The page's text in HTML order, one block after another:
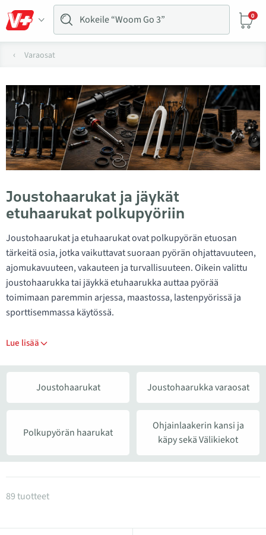
0
Varaosat
Joustohaarukat ja jäykät
etuhaarukat polkupyöriin
Joustohaarukat ja etuhaarukat ovat polkupyörän etuosan
tärkeitä osia, jotka vaikuttavat suoraan pyörän ohjattavuuteen,
ajomukavuuteen, vakauteen ja turvallisuuteen. Oikein valittu
joustohaarukka tai jäykkä etuhaarukka auttaa pyörää
toimimaan paremmin arjessa, maastossa, lastenpyörissä ja
sporttisemmassa käytössä.
Lue lisää
Joustohaarukat Joustohaarukka varaosat
Polkupyörän haarukat
Ohjainlaakerin kansi ja
käpy sekä Välikiekot
Tuotteet kategoriassa Polkupyörän haarukat ja
89 tuotteet